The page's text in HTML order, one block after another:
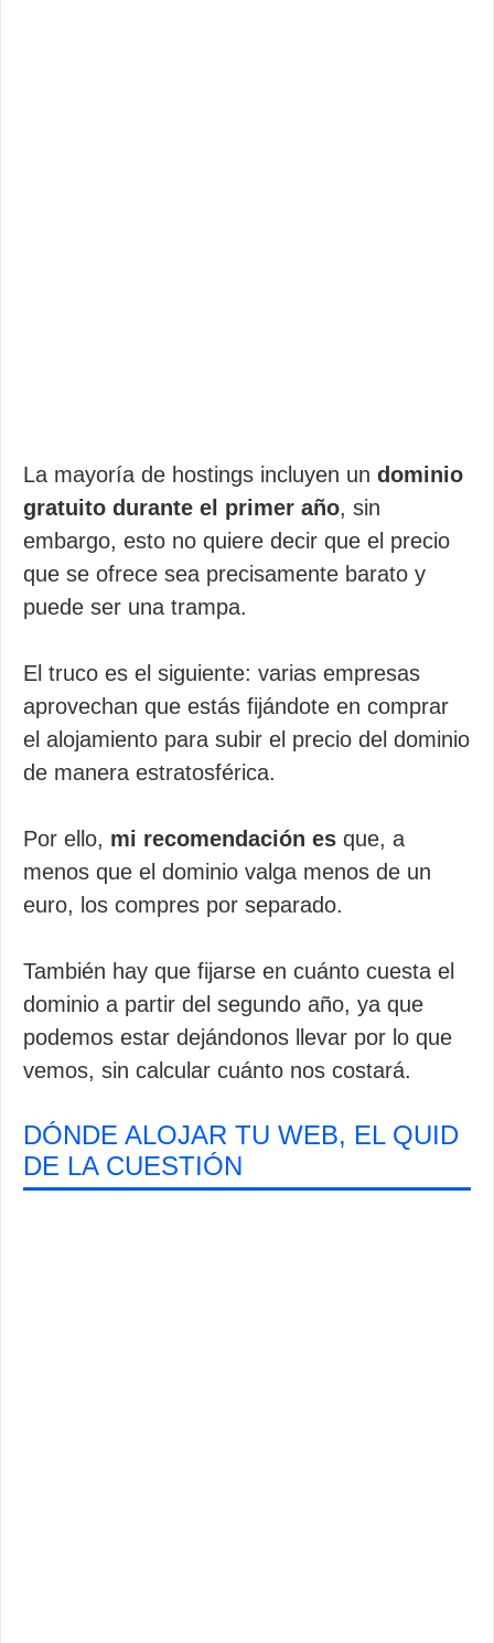
La mayoría de hostings incluyen un dominio
gratuito durante el primer año, sin
embargo, esto no quiere decir que el precio
que se ofrece sea precisamente barato y
puede ser una trampa.
El truco es el siguiente: varias empresas
aprovechan que estás fijándote en comprar
el alojamiento para subir el precio del dominio
de manera estratosférica.
Por ello, mi recomendación es que, a
menos que el dominio valga menos de un
euro, los compres por separado.
También hay que fijarse en cuánto cuesta el
dominio a partir del segundo año, ya que
podemos estar dejándonos llevar por lo que
vemos, sin calcular cuánto nos costará.
DÓNDE ALOJAR TU WEB, EL QUID
DE LA CUESTIÓN